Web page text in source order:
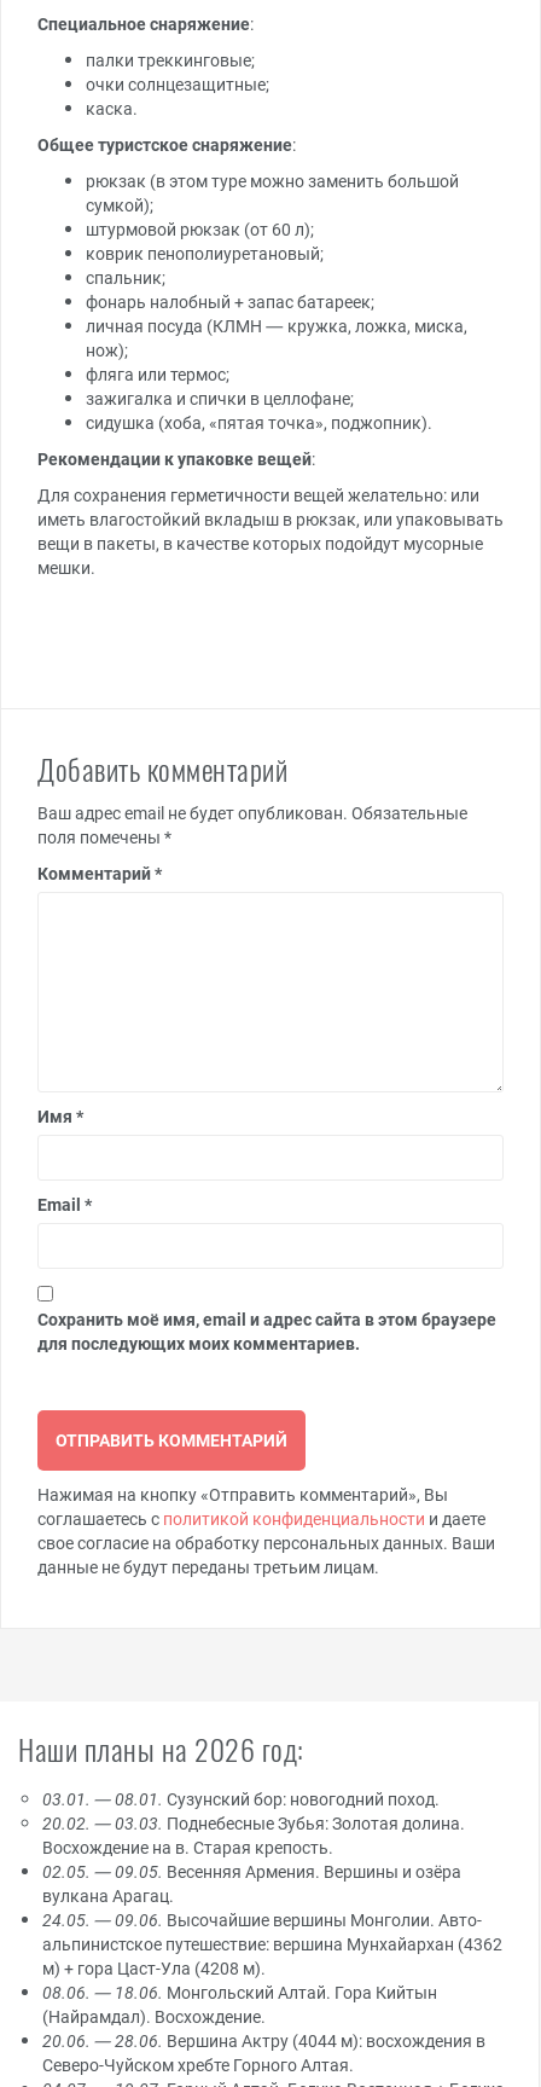
Специальное снаряжение:
палки треккинговые;
очки солнцезащитные;
каска.
Общее туристское снаряжение:
рюкзак (в этом туре можно заменить большой
сумкой);
штурмовой рюкзак (от 60 л);
коврик пенополиуретановый;
спальник;
фонарь налобный + запас батареек;
личная посуда (КЛМН — кружка, ложка, миска,
нож);
фляга или термос;
зажигалка и спички в целлофане;
сидушка (хоба, «пятая точка», поджопник).
Рекомендации к упаковке вещей:
Для сохранения герметичности вещей желательно: или
иметь влагостойкий вкладыш в рюкзак, или упаковывать
вещи в пакеты, в качестве которых подойдут мусорные
мешки.
Добавить комментарий
Ваш адрес email не будет опубликован. Обязательные
поля помечены *
Комментарий*
Имя *
Email *
Сохранить моё имя, email и адрес сайта в этом браузере
для последующих моих комментариев.
Нажимая на кнопку «Отправить комментарий», Вы
соглашаетесь с политикой конфиденциальности и даете
свое согласие на обработку персональных данных. Ваши
данные не будут переданы третьим лицам.
Наши планы на 2026 год:
03.01. — 08.01. Сузунский бор: новогодний поход.
20.02. — 03.03. Поднебесные Зубья: Золотая долина.
Восхождение на в. Старая крепость.
02.05. — 09.05. Весенняя Армения. Вершины и озёра
вулкана Арагац.
24.05. — 09.06. Высочайшие вершины Монголии. Авто-
альпинистское путешествие: вершина Мунхайархан (4362
м) + гора Цаст-Ула (4208 м).
08.06. — 18.06. Монгольский Алтай. Гора Кийтын
(Найрамдал). Восхождение.
20.06. — 28.06. Вершина Актру (4044 м): восхождения в
Северо-Чуйском хребте Горного Алтая.